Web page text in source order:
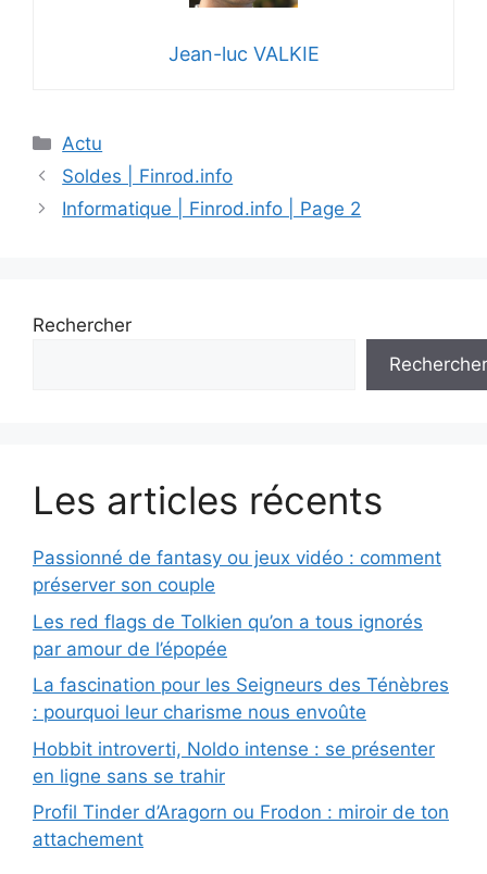
Jean-luc VALKIE
Catégories
Actu
Soldes | Finrod.info
Informatique | Finrod.info | Page 2
Rechercher
Rechercher
Les articles récents
Passionné de fantasy ou jeux vidéo : comment
préserver son couple
Les red flags de Tolkien qu’on a tous ignorés
par amour de l’épopée
La fascination pour les Seigneurs des Ténèbres
: pourquoi leur charisme nous envoûte
Hobbit introverti, Noldo intense : se présenter
en ligne sans se trahir
Profil Tinder d’Aragorn ou Frodon : miroir de ton
attachement